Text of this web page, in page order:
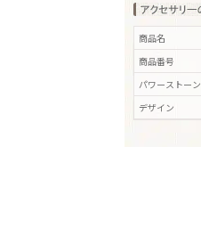
商品名
商品番号
パワーストーン
デザイン